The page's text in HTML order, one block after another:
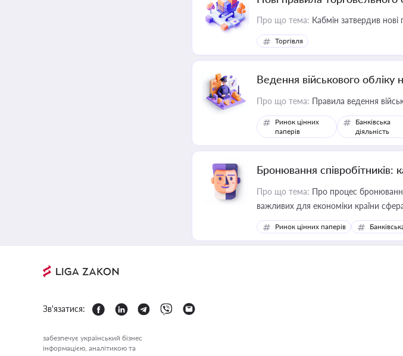
Про що тема: Кабмін затвердив
Торгівля
Ведення військового обліку
Про що тема: Правила ведення
Ринок цінних
паперів
Банківська
діяльність
Бронювання співробітників:
Про що тема: Про процес
важливих для економіки країни
Ринок цінних паперів
Зв'язатися:
забезпечує український бізнес
інформацією, аналітикою та